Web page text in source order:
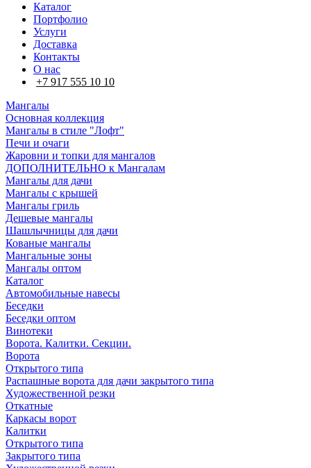
Каталог
Портфолио
Услуги
Доставка
Контакты
О нас
+7 917 555 10 10
Мангалы
Основная коллекция
Мангалы в стиле "Лофт"
Печи и очаги
Жаровни и топки для мангалов
ДОПОЛНИТЕЛЬНО к Мангалам
Мангалы для дачи
Мангалы с крышей
Мангалы гриль
Дешевые мангалы
Шашлычницы для дачи
Кованые мангалы
Мангальные зоны
Мангалы оптом
Каталог
Автомобильные навесы
Беседки
Беседки оптом
Винотеки
Ворота. Калитки. Секции.
Ворота
Открытого типа
Распашные ворота для дачи закрытого типа
Художественной резки
Откатные
Каркасы ворот
Калитки
Открытого типа
Закрытого типа